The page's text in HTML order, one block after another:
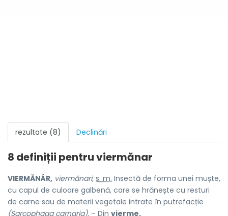
rezultate (8) Declinări
8 definiții pentruviermănar
VIERMĂNÁR, viermănari, s. m. Insectă de forma unei muște,
cu capul de culoare galbenă, care se hrănește cu resturi
de carne sau de materii vegetale intrate în putrefacție
(Sarcophaga carnaria). – Din vierme.